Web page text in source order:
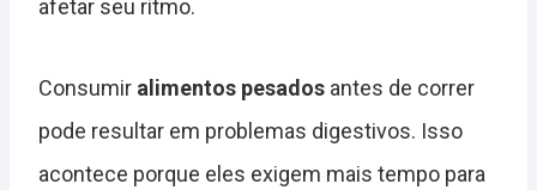
afetar seu ritmo.
Consumir alimentos pesados antes de correr
pode resultar em problemas digestivos. Isso
acontece porque eles exigem mais tempo para